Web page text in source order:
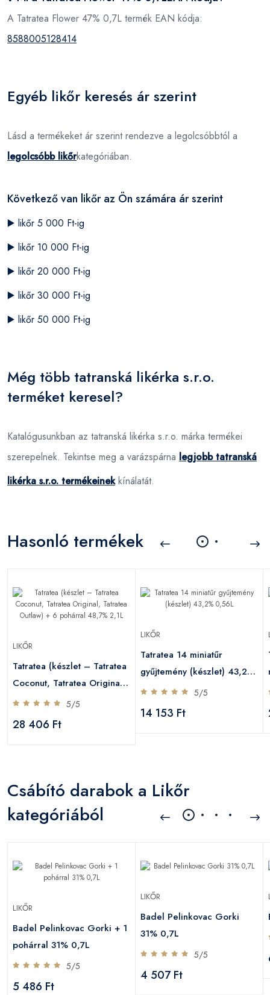
A Tatratea Flower 47% 0,7L termék EAN kódja:
8588005128414
Egyéb likőr keresés ár szerint
Lásd a termékeket ár szerint rendezve a legolcsóbbtól a
legolcsóbb likőrkategóriában.
Következő van likőr az Ön számára ár szerint
▶️ likőr 5 000 Ft-ig
▶️ likőr 10 000 Ft-ig
▶️ likőr 20 000 Ft-ig
▶️ likőr 30 000 Ft-ig
▶️ likőr 50 000 Ft-ig
Még több tatranská likérka s.r.o.
terméket keresel?
Katalógusunkban az tatranská likérka s.r.o. márka termékei
szerepelnek. Tekintse meg a varázspárna legjobb tatranská
likérka s.r.o. termékeinekkínálatát.
Hasonló termékek
LIKŐR
Tatratea (készlet – Tatratea
Coconut, Tatratea Original,
Tatratea Outlaw) + 6
5/5
28 406 Ft
LIKŐR
Tatratea 14 miniatűr
gyűjtemény (készlet) 43,2%
0,56L
5/5
14 153 Ft
Csábító darabok a Likőr
kategóriából
LIKŐR
Badel Pelinkovac Gorki + 1
pohárral 31% 0,7L
5/5
5 486 Ft
LIKŐR
Badel Pelinkovac Gorki
31% 0,7L
5/5
4 507 Ft